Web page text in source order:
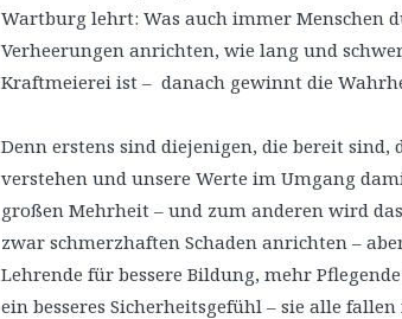
Wartburg lehrt: Was auch immer Menschen
Verheerungen anrichten, wie lang und
Kraftmeierei ist – danach gewinnt die
Denn erstens sind diejenigen, die bereit
verstehen und unsere Werte im Umgang
großen Mehrheit – und zum anderen wird
zwar schmerzhaften Schaden anrichten –
Lehrende für bessere Bildung, mehr
ein besseres Sicherheitsgefühl – sie alle